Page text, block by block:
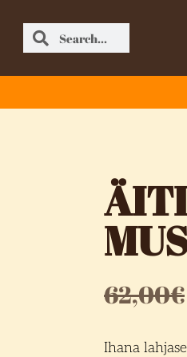
62,00€
Ihana